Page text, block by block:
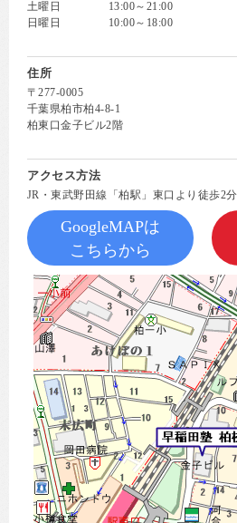
土曜日
13:00～21:00
日曜日
10:00～18:00
住所
〒277-0005
千葉県柏市柏4-8-1
柏東口金子ビル2階
アクセス方法
JR・東武野田線「柏駅」東口より徒歩2分
GoogleMAPは
こちらから